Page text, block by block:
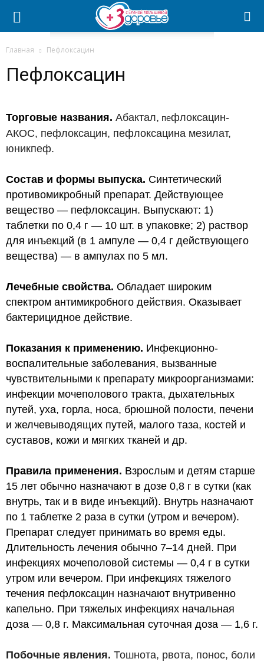
Главная Пефлоксацин
Пефлоксацин
Торговые названия. Абактал, пефлоксацин-
АКОС, пефлоксацин, пефлоксацина мезилат,
юникпеф.
Состав и формы выпуска. Синтетический
противомикробный препарат. Действующее
вещество — пефлоксацин. Выпускают: 1)
таблетки по 0,4 г — 10 шт. в упаковке; 2) раствор
для инъекций (в 1 ампуле — 0,4 г действующего
вещества) — в ампулах по 5 мл.
Лечебные свойства. Обладает широким
спектром антимикробного действия. Оказывает
бактерицидное действие.
Показания к применению. Инфекционно-
воспалительные заболевания, вызванные
чувствительными к препарату микроорганизмами:
инфекции мочеполового тракта, дыхательных
путей, уха, горла, носа, брюшной полости, печени
и желчевыводящих путей, малого таза, костей и
суставов, кожи и мягких тканей и др.
Правила применения. Взрослым и детям старше
15 лет обычно назначают в дозе 0,8 г в сутки (как
внутрь, так и в виде инъекций). Внутрь назначают
по 1 таблетке 2 раза в сутки (утром и вечером).
Препарат следует принимать во время еды.
Длительность лечения обычно 7–14 дней. При
инфекциях мочеполовой системы — 0,4 г в сутки
утром или вечером. При инфекциях тяжелого
течения пефлоксацин назначают внутривенно
капельно. При тяжелых инфекциях начальная
доза — 0,8 г. Максимальная суточная доза — 1,6 г.
Побочные явления. Тошнота, рвота, понос, боли